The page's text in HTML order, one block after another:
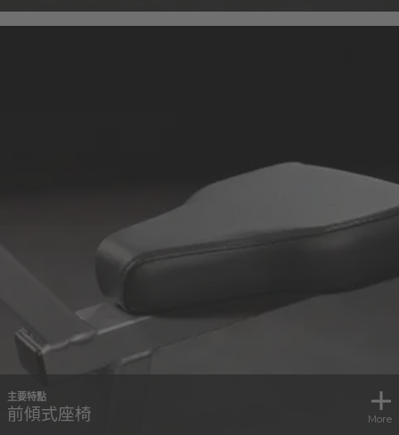
主要特點
前傾式座椅 More